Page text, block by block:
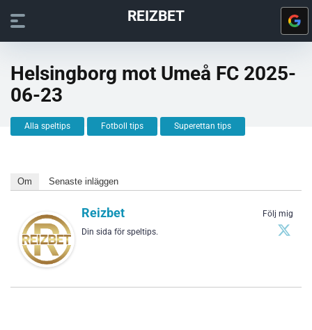
REIZBET
Helsingborg mot Umeå FC 2025-
06-23
Alla speltips Fotboll tips Superettan tips
Om Senaste inläggen
Följ mig
Reizbet
Din sida för speltips.